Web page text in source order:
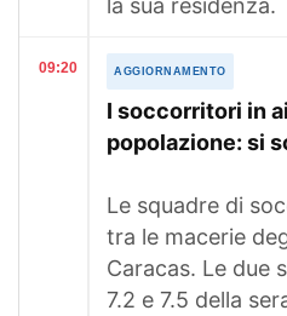
la sua residenza.
09:20 AGGIORNAMENTO
I soccorritori in
popolazione: si
Le squadre di
tra le macerie
Caracas. Le due
7.2 e 7.5 della